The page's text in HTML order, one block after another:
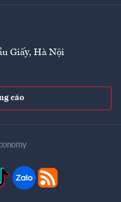
Giấy, Hà Nội
cáo